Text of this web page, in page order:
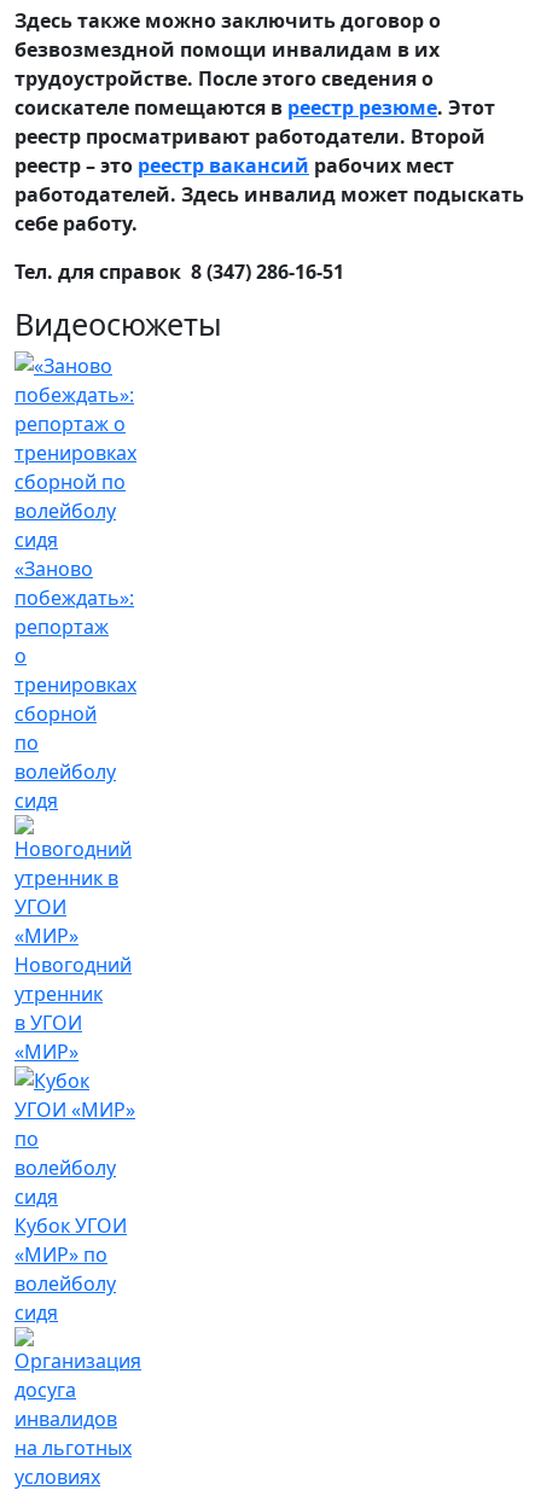
Здесь также можно заключить договор о
безвозмездной помощи инвалидам в их
трудоустройстве. После этого сведения о
соискателе помещаются в реестр резюме. Этот
реестр просматривают работодатели. Второй
реестр – это реестр вакансий рабочих мест
работодателей. Здесь инвалид может подыскать
себе работу.
Тел. для справок 8 (347) 286-16-51
Видеосюжеты
«Заново
побеждать»:
репортаж
о
тренировках
сборной
по
волейболу
сидя
Новогодний
утренник
в УГОИ
«МИР»
Кубок УГОИ
«МИР» по
волейболу
сидя